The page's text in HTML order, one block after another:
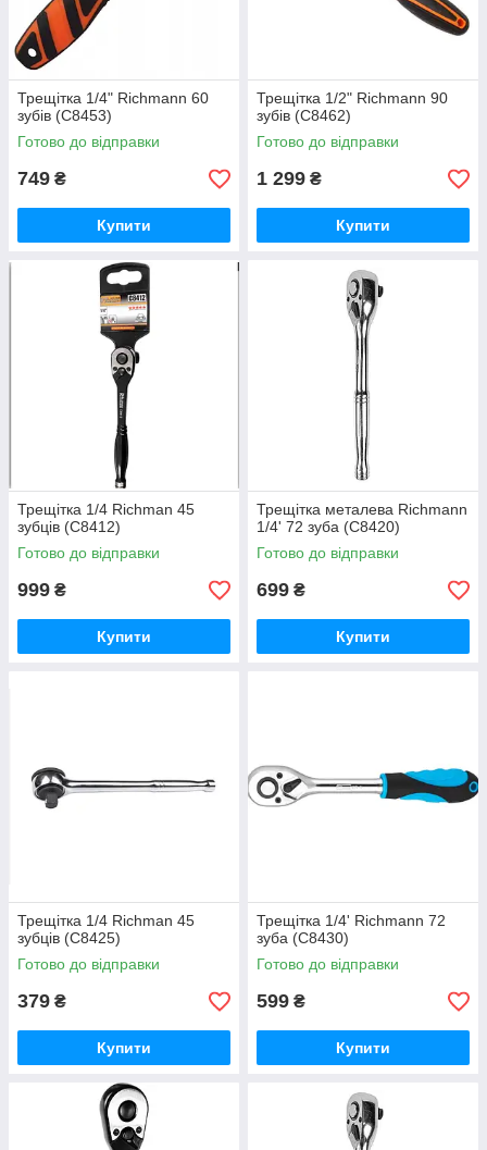
Трещітка 1/4" Richmann 60
зубів (C8453)
Готово до відправки
749 ₴
Купити
Трещітка 1/2" Richmann 90
зубів (C8462)
Готово до відправки
1 299 ₴
Купити
Трещітка 1/4 Richman 45
зубців (C8412)
Готово до відправки
999 ₴
Купити
Трещітка металева Richmann
1/4' 72 зуба (С8420)
Готово до відправки
699 ₴
Купити
Трещітка 1/4 Richman 45
зубців (C8425)
Готово до відправки
379 ₴
Купити
Трещітка 1/4' Richmann 72
зуба (C8430)
Готово до відправки
599 ₴
Купити